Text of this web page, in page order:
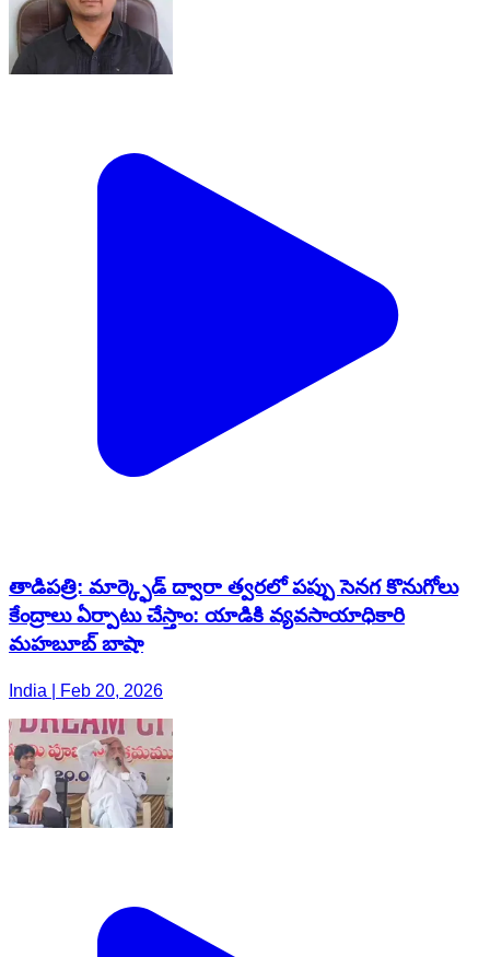
తాడిపత్రి: మార్క్ఫెడ్ ద్వారా త్వరలో పప్పు సెనగ కొనుగోలు
కేంద్రాలు ఏర్పాటు చేస్తాం: యాడికి వ్యవసాయాధికారి
మహబూబ్ బాషా
India | Feb 20, 2026